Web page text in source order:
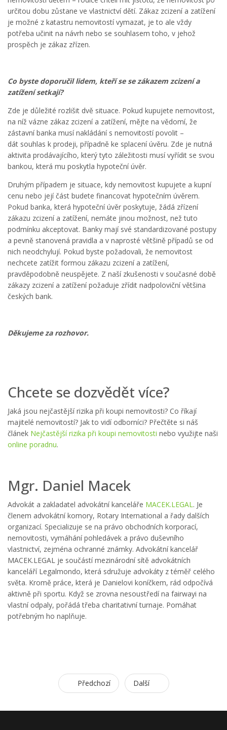
určitou dobu zůstane ve vlastnictví dětí. Zákaz zcizení a zatížení
je možné z katastru nemovitostí vymazat, je to ale vždy
potřeba učinit na návrh nebo se souhlasem toho, v jehož
prospěch je zákaz zřízen.
Co byste doporučil lidem, kteří se se zákazem zcizení a
zatížení setkají?
Zde je důležité rozlišit dvě situace. Pokud kupujete nemovitost,
na níž vázne zákaz zcizení a zatížení, mějte na vědomí, že
zástavní banka musí nakládání s nemovitostí povolit –
dát souhlas k prodeji, případně ke splacení úvěru. Zde je nutná
aktivita prodávajícího, který tyto záležitosti musí vyřídit se svou
bankou, která mu poskytla hypoteční úvěr.
Druhým případem je situace, kdy nemovitost kupujete a kupní
cenu nebo její část budete financovat hypotečním úvěrem.
Pokud banka, která hypoteční úvěr poskytuje, žádá zřízení
zákazu zcizení a zatížení, nemáte jinou možnost, než tuto
podmínku akceptovat. Banky mají své standardizované postupy
a pevně stanovená pravidla a v naprosté většině případů se od
nich neodchylují. Pokud byste požadovali, že nemovitost
nechcete zatížit formou zákazu zcizení a zatížení,
pravděpodobně neuspějete. Z naší zkušenosti v současné době
zákazy zcizení a zatížení požaduje zřídit nadpoloviční většina
českých bank.
Děkujeme za rozhovor.
Chcete se dozvědět více?
Jaká jsou nejčastější rizika při koupi nemovitosti? Co říkají
majitelé nemovitostí? Jak to vidí odborníci? Přečtěte si náš
článek Nejčastější rizika při koupi nemovitosti nebo využijte naši
online poradnu.
Mgr. Daniel Macek
Advokát a zakladatel advokátní kanceláře MACEK.LEGAL . Je
členem advokátní komory, Rotary International a řady dalších
organizací. Specializuje se na právo obchodních korporací,
nemovitosti, vymáhání pohledávek a právo duševního
vlastnictví, zejména ochranné známky. Advokátní kancelář
MACEK.LEGAL je součástí mezinárodní sítě advokátních
kanceláří Legalmondo, která sdružuje advokáty z téměř celého
světa. Kromě práce, která je Danielovi koníčkem, rád odpočívá
aktivně při sportu. Když se zrovna nesoustředí na fairwayi na
vlastní odpaly, pořádá třeba charitativní turnaje. Pomáhat
potřebným ho naplňuje.
Předchozí Další